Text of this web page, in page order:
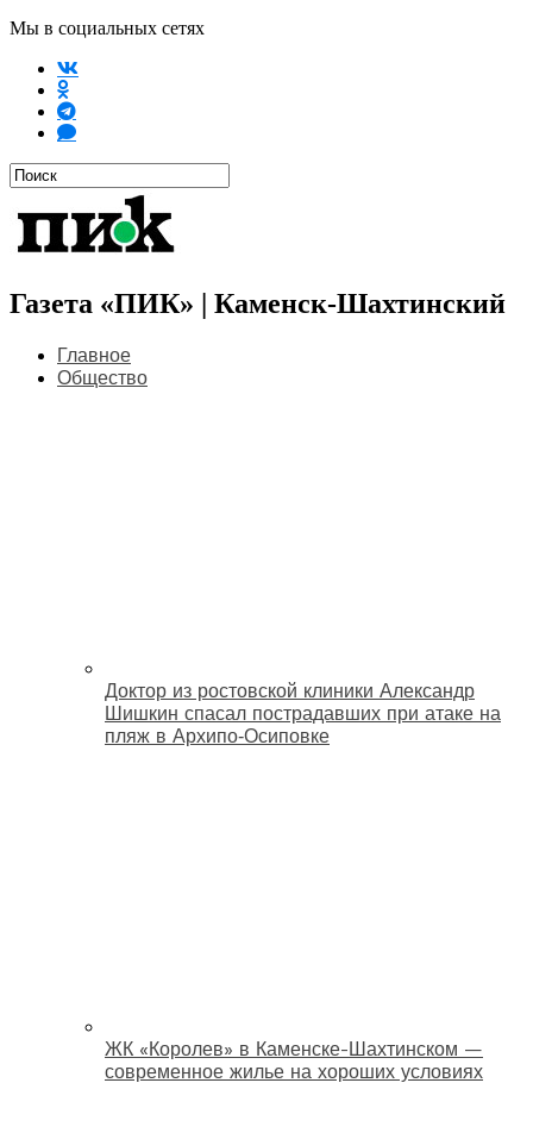
Мы в социальных сетях
Газета «ПИК» | Каменск-Шахтинский
Главное
Общество
Доктор из ростовской клиники Александр
Шишкин спасал пострадавших при атаке на
пляж в Архипо‑Осиповке
ЖК «Королев» в Каменске-Шахтинском —
современное жилье на хороших условиях